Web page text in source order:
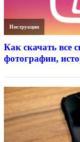
Инструкции
Как скачать все
фотографии,